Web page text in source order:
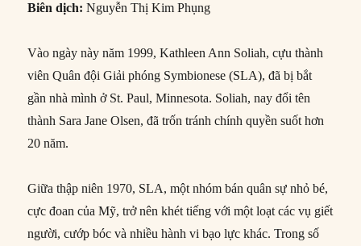
Biên dịch: Nguyễn Thị Kim Phụng
Vào ngày này năm 1999, Kathleen Ann Soliah, cựu thành
viên Quân đội Giải phóng Symbionese (SLA), đã bị bắt
gần nhà mình ở St. Paul, Minnesota. Soliah, nay đổi tên
thành Sara Jane Olsen, đã trốn tránh chính quyền suốt hơn
20 năm.
Giữa thập niên 1970, SLA, một nhóm bán quân sự nhỏ bé,
cực đoan của Mỹ, trở nên khét tiếng với một loạt các vụ giết
người, cướp bóc và nhiều hành vi bạo lực khác. Trong số